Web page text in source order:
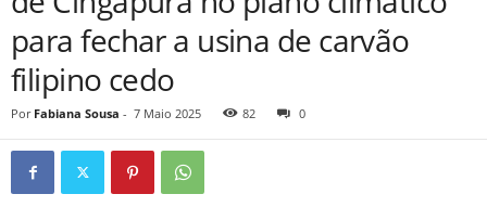
para fechar a usina de carvão
filipino cedo
Por Fabiana Sousa - 7 Maio 2025 82 0